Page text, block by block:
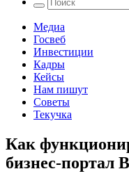
Медиа
Госвеб
Инвестиции
Кадры
Кейсы
Нам пишут
Советы
Текучка
Как
бизнес-портал